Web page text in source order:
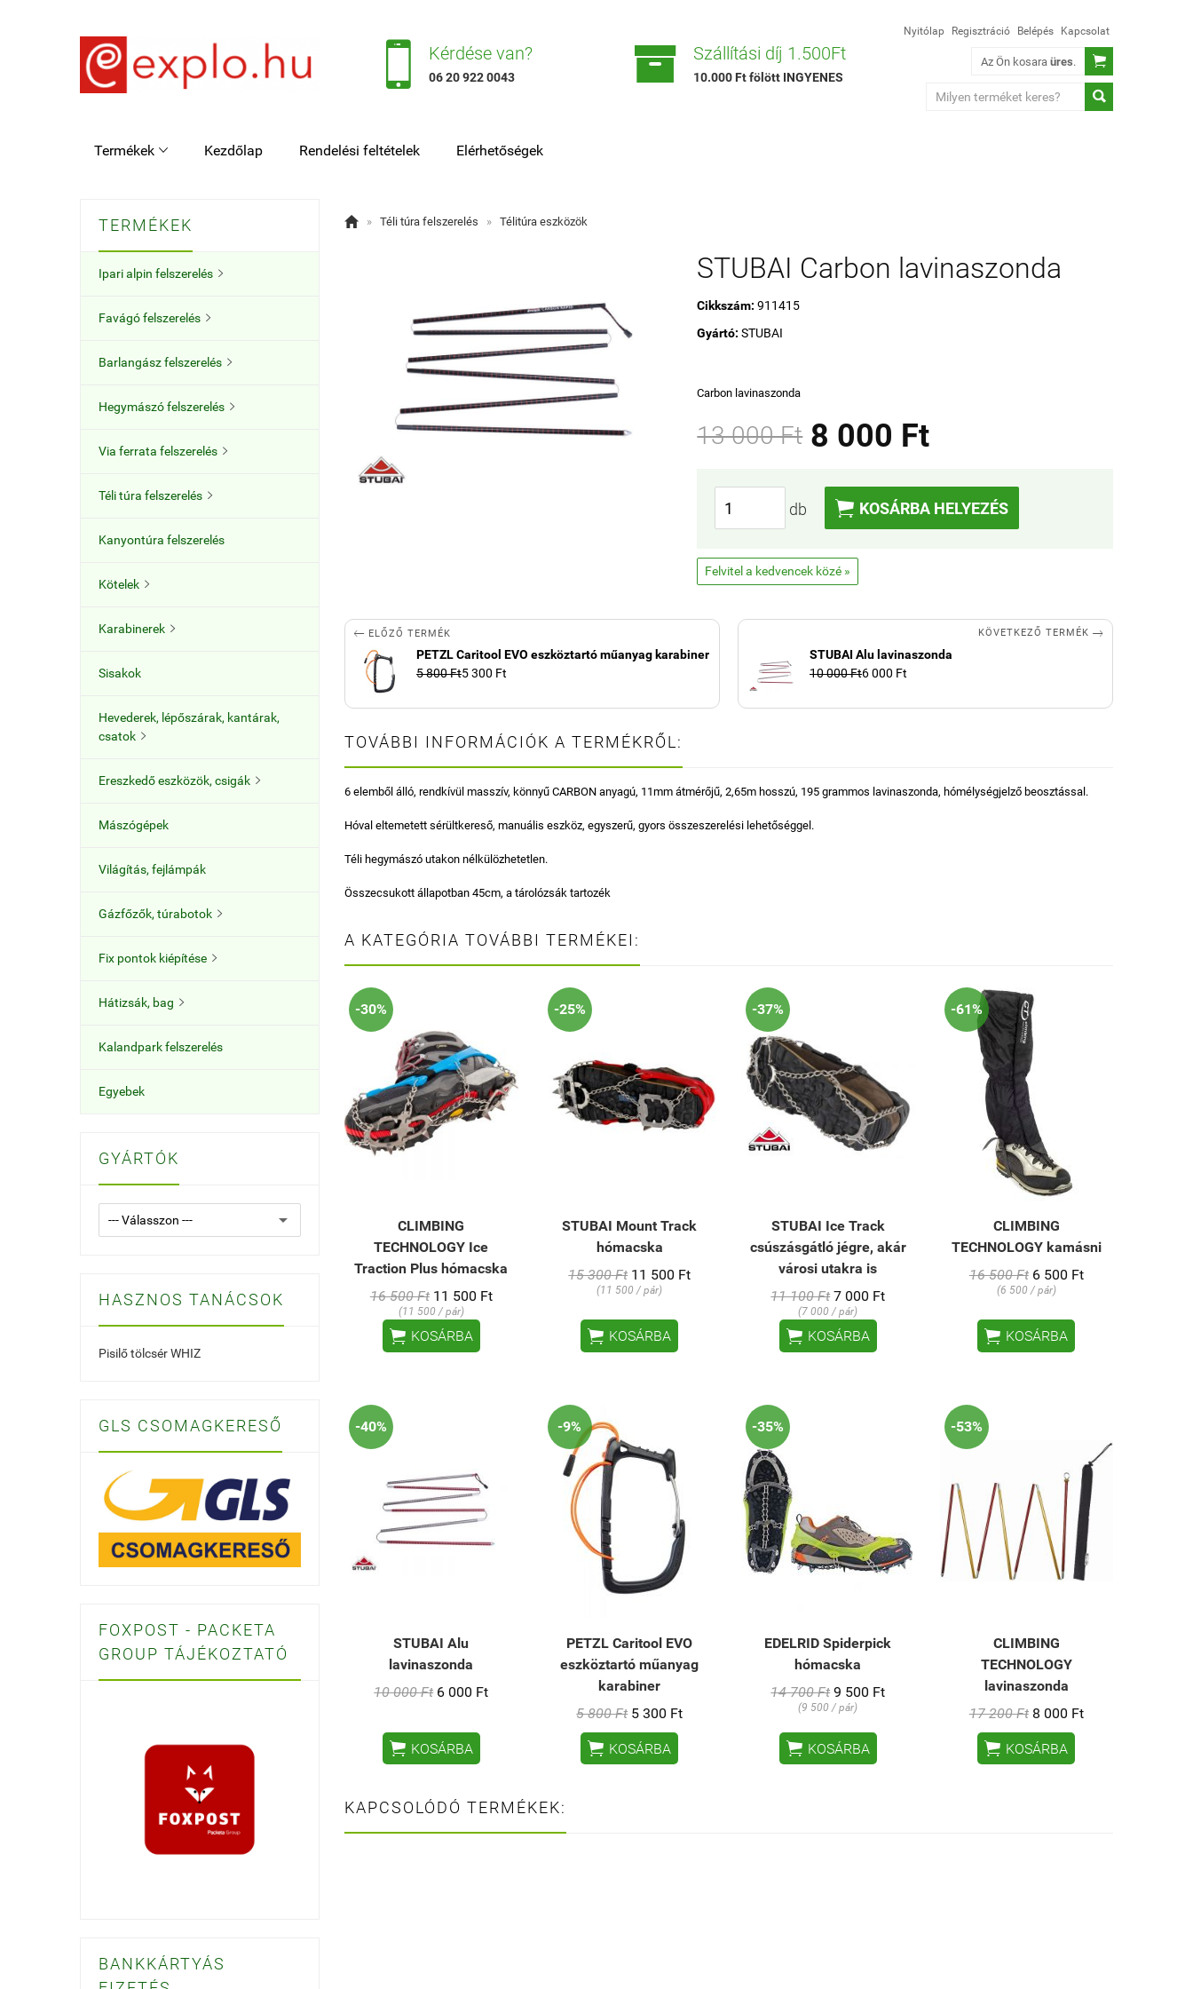
 Kérdése van?
06 20 922 0043  Szállítási díj 1.500Ft
10.000 Ft fölött INGYENES
Nyitólap Regisztráció Belépés Kapcsolat
Az Ön kosara üres.


Termékek  Kezdőlap Rendelési feltételek Elérhetőségek
TERMÉKEK
Ipari alpin felszerelés 
Favágó felszerelés 
Barlangász felszerelés 
Hegymászó felszerelés 
Via ferrata felszerelés 
Téli túra felszerelés 
Kanyontúra felszerelés
Kötelek 
Karabinerek 
Sisakok
Hevederek, lépőszárak, kantárak,
csatok 
Ereszkedő eszközök, csigák 
Mászógépek
Világítás, fejlámpák
Gázfőzők, túrabotok 
Fix pontok kiépítése 
Hátizsák, bag 
Kalandpark felszerelés
Egyebek
GYÁRTÓK
HASZNOS TANÁCSOK
Pisilő tölcsér WHIZ
GLS CSOMAGKERESŐ
FOXPOST - PACKETA
GROUP TÁJÉKOZTATÓ
BANKKÁRTYÁS
 » Téli túra felszerelés » Télitúra eszközök
STUBAI Carbon lavinaszonda
Cikkszám: 911415
Gyártó:STUBAI
Carbon lavinaszonda
13 000 Ft 8 000 Ft
db  KOSÁRBA HELYEZÉS
Felvitel a kedvencek közé »
 ELŐZŐ TERMÉK
PETZL Caritool EVO eszköztartó műanyag karabiner
5 800 Ft5 300 Ft
KÖVETKEZŐ TERMÉK 
STUBAI Alu lavinaszonda
10 000 Ft6 000 Ft
TOVÁBBI INFORMÁCIÓK A TERMÉKRŐL:
6 elemből álló, rendkívül masszív, könnyű CARBON anyagú, 11mm átmérőjű, 2,65m hosszú, 195 grammos lavinaszonda, hómélységjelző beosztással.
Hóval eltemetett sérültkereső, manuális eszköz, egyszerű, gyors összeszerelési lehetőséggel.
Téli hegymászó utakon nélkülözhetetlen.
Összecsukott állapotban 45cm, a tárolózsák tartozék
A KATEGÓRIA TOVÁBBI TERMÉKEI:
-30%
CLIMBING
TECHNOLOGY Ice
Traction Plus hómacska
16 500 Ft 11 500 Ft
(11 500 / pár)
 KOSÁRBA
-25%
STUBAI Mount Track
hómacska
15 300 Ft 11 500 Ft
(11 500 / pár)
 KOSÁRBA
-37%
STUBAI Ice Track
csúszásgátló jégre, akár
városi utakra is
11 100 Ft 7 000 Ft
(7 000 / pár)
 KOSÁRBA
-61%
CLIMBING
TECHNOLOGY kamásni
16 500 Ft 6 500 Ft
(6 500 / pár)
 KOSÁRBA
-40%
STUBAI Alu
lavinaszonda
10 000 Ft 6 000 Ft
 KOSÁRBA
-9%
PETZL Caritool EVO
eszköztartó műanyag
karabiner
5 800 Ft 5 300 Ft
 KOSÁRBA
-35%
EDELRID Spiderpick
hómacska
14 700 Ft 9 500 Ft
(9 500 / pár)
 KOSÁRBA
-53%
CLIMBING
TECHNOLOGY
lavinaszonda
17 200 Ft 8 000 Ft
 KOSÁRBA
KAPCSOLÓDÓ TERMÉKEK: